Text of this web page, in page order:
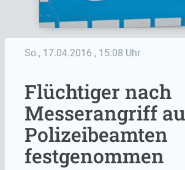
So., 17.04.2016 , 15:08 Uhr
Flüchtiger nach
Messerangriff
Polizeibeamten
festgenommen